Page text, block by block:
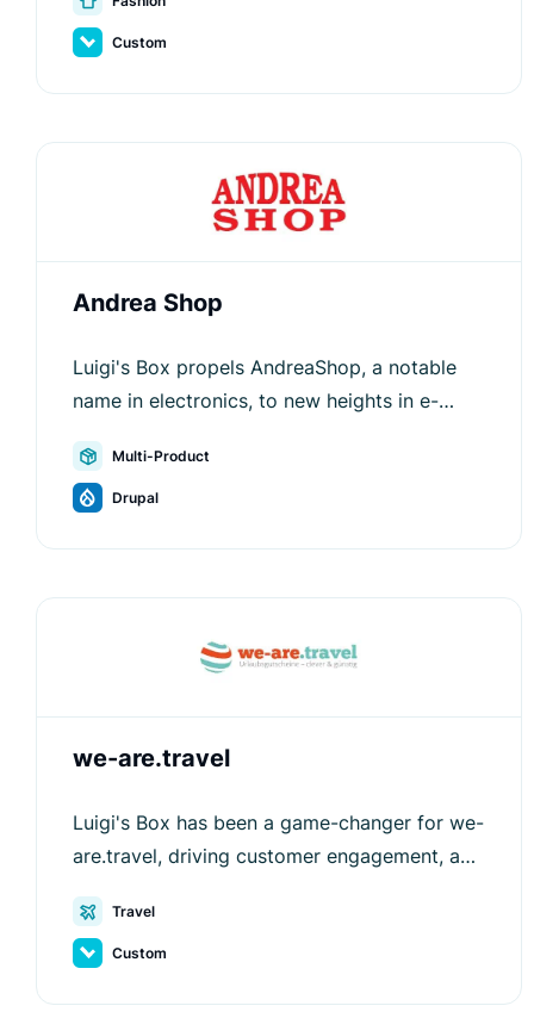
Custom
Andrea Shop
Luigi's Box propels AndreaShop, a notable
name in electronics, to new heights in e-
engagement.
Multi-Product
Drupal
we-are.travel
Luigi's Box has been a game-changer for we-
are.travel, driving customer engagement, and
Travel
Custom